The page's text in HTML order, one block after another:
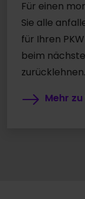
Für einen
Sie alle
für Ihren
beim
zurücklehnen.
Mehr zu